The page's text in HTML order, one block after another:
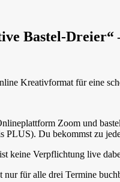
Bastel-Dreier“
Kreativformat für eine
Zoom und
PLUS). Du bekommst zu
keine Verpflichtung live
für alle drei Termine